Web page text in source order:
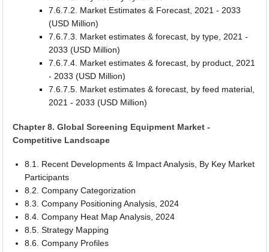
7.6.7.2. Market Estimates & Forecast, 2021 - 2033
(USD Million)
7.6.7.3. Market estimates & forecast, by type, 2021 -
2033 (USD Million)
7.6.7.4. Market estimates & forecast, by product, 2021
- 2033 (USD Million)
7.6.7.5. Market estimates & forecast, by feed material,
2021 - 2033 (USD Million)
Chapter 8. Global Screening Equipment Market -
Competitive Landscape
8.1. Recent Developments & Impact Analysis, By Key Market
Participants
8.2. Company Categorization
8.3. Company Positioning Analysis, 2024
8.4. Company Heat Map Analysis, 2024
8.5. Strategy Mapping
8.6. Company Profiles